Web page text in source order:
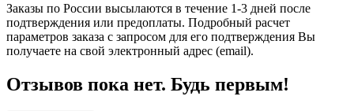
Заказы по России высылаются в течение 1-3 дней после
подтверждения или предоплаты. Подробный расчет
параметров заказа с запросом для его подтверждения Вы
получаете на свой электронный адрес (email).
Отзывов пока нет. Будь первым!